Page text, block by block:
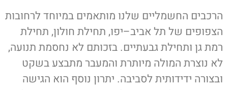
הרכבים החשמליים שלנו מותאמים במיוחד לרחובות
הצפופים של תל אביב–יפו, תחילת חולון, תחילת
רמת גן ותחילת גבעתיים. בזכותם לא נחסמת תנועה,
לא נוצרת המולה מיותרת והמעבר מתבצע בשקט
ובצורה ידידותית לסביבה. יתרון נוסף הוא הגישה